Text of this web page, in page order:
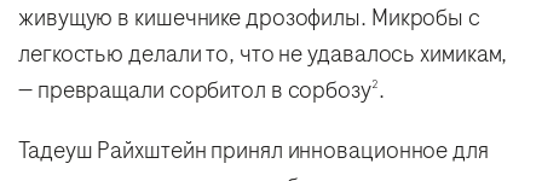
живущую в кишечнике дрозофилы. Микробы с
легкостью делали то, что не удавалось химикам,
— превращали сорбитол в сорбозу2.
Тадеуш Райхштейн принял инновационное для